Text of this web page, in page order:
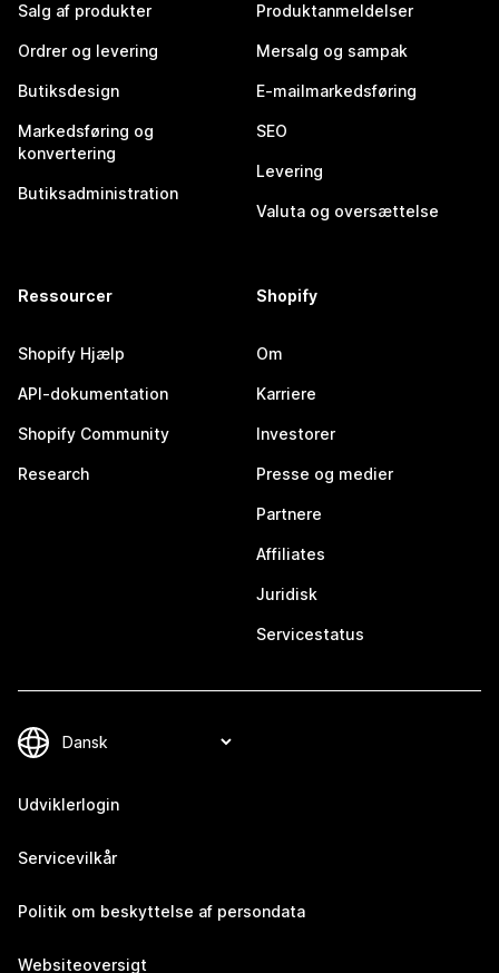
Salg af produkter
Ordrer og levering
Butiksdesign
Markedsføring og
konvertering
Butiksadministration
Produktanmeldelser
Mersalg og sampak
E-mailmarkedsføring
SEO
Levering
Valuta og oversættelse
Ressourcer
Shopify Hjælp
API-dokumentation
Shopify Community
Research
Shopify
Om
Karriere
Investorer
Presse og medier
Partnere
Affiliates
Juridisk
Servicestatus
Udviklerlogin
Servicevilkår
Politik om beskyttelse af persondata
Websiteoversigt